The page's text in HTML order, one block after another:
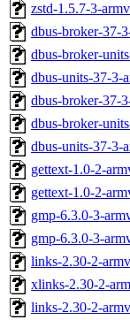
zstd-1.5.7-3-
dbus-broker-37-
dbus-broker-
dbus-units-37-3-
dbus-broker-37-
dbus-broker-
dbus-units-37-3-
gettext-1.0-2-
gettext-1.0-2-
gmp-6.3.0-3-
gmp-6.3.0-3-
links-2.30-2-
xlinks-2.30-2-
links-2.30-2-